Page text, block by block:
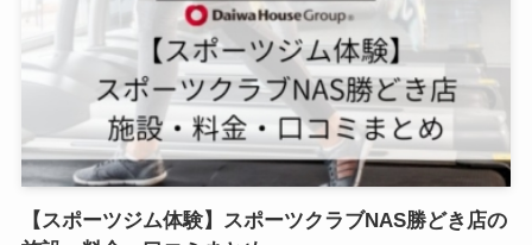
【スポーツジム体験】スポーツクラブNAS勝どき店の